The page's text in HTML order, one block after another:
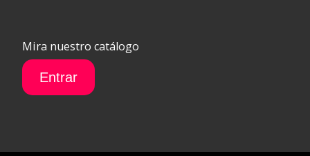
Mira nuestro catálogo
Entrar